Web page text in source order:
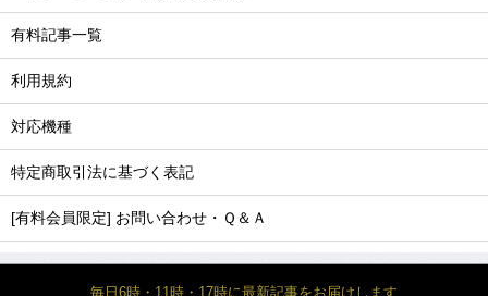
有料記事一覧
利用規約
対応機種
特定商取引法に基づく表記
[有料会員限定] お問い合わせ・Ｑ＆Ａ
毎日6時・11時・17時に最新記事をお届けします